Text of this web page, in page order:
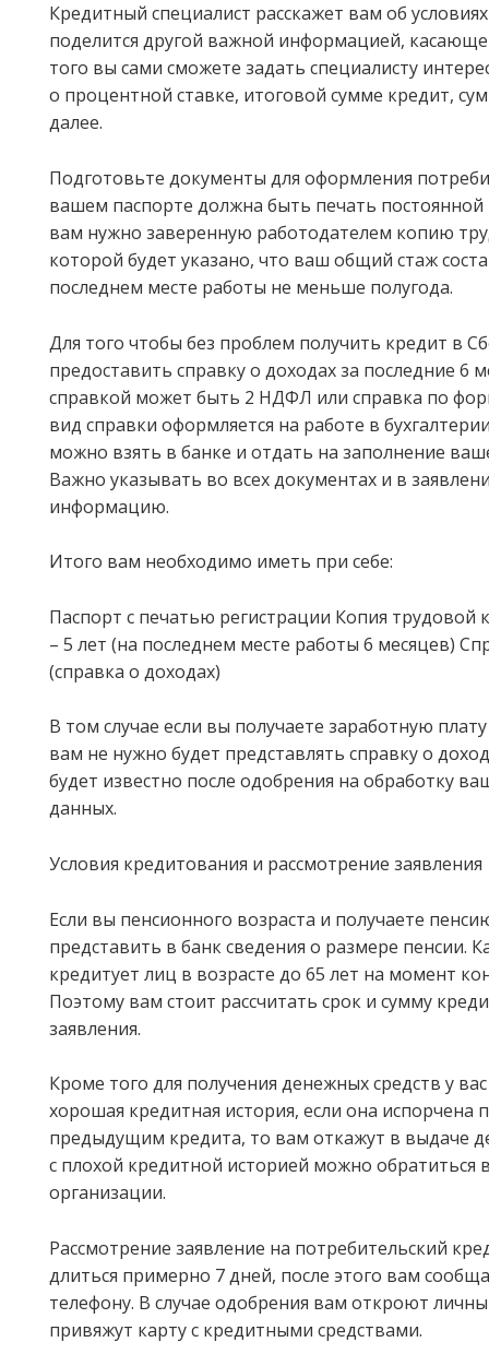
Кредитный специалист расскажет вам об
поделится другой важной информацией,
того вы сами сможете задать специалисту
о процентной ставке, итоговой сумме кредит,
далее.
Подготовьте документы для оформления
вашем паспорте должна быть печать постоянной
вам нужно заверенную работодателем копию
которой будет указано, что ваш общий стаж
последнем месте работы не меньше полугода.
Для того чтобы без проблем получить кредит в
предоставить справку о доходах за последние 6
справкой может быть 2 НДФЛ или справка по
вид справки оформляется на работе в
можно взять в банке и отдать на заполнение
Важно указывать во всех документах и в
информацию.
Итого вам необходимо иметь при себе:
Паспорт с печатью регистрации Копия
– 5 лет (на последнем месте работы 6 месяцев)
(справка о доходах)
В том случае если вы получаете заработную
вам не нужно будет представлять справку о
будет известно после одобрения на обработку
данных.
Условия кредитования и рассмотрение заявления
Если вы пенсионного возраста и получаете
представить в банк сведения о размере пенсии.
кредитует лиц в возрасте до 65 лет на момент
Поэтому вам стоит рассчитать срок и сумму
заявления.
Кроме того для получения денежных средств у
хорошая кредитная история, если она испорчена
предыдущим кредита, то вам откажут в выдаче
с плохой кредитной историей можно обратиться
организации.
Рассмотрение заявление на потребительский
длиться примерно 7 дней, после этого вам
телефону. В случае одобрения вам откроют
привяжут карту с кредитными средствами.